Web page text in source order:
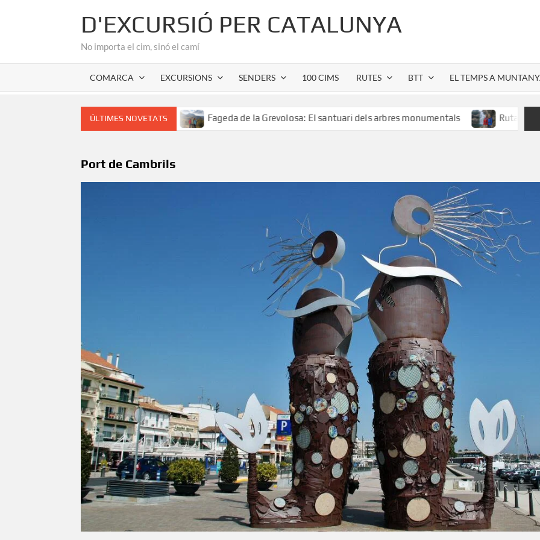
D'EXCURSIÓ PER CATALUNYA
No importa el cim, sinó el camí
COMARCA EXCURSIONS SENDERS 100 CIMS RUTES BTT EL TEMPS A
ÚLTIMES NOVETATS
romànic de l’Alta Garrotxa Fageda de la Grevolosa: El santuari dels arbres monumentals Ruta al Salt de
Port de Cambrils